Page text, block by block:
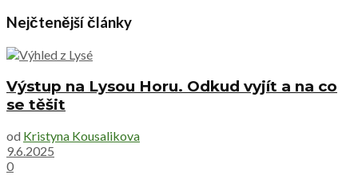
Nejčtenější články
Výstup na Lysou Horu. Odkud vyjít a na co
se těšit
od Kristyna Kousalikova
9.6.2025
0